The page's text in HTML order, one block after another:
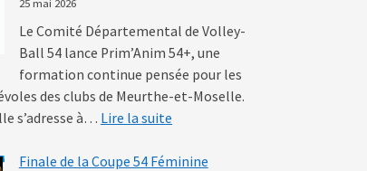
Le Comité Départemental de Volley-
Ball 54 lance Prim’Anim 54+, une
formation continue pensée pour les
des clubs de Meurthe-et-Moselle.
s’adresse à… Lire la suite
Finale de la Coupe 54 Féminine